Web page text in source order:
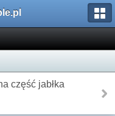
część jabłka